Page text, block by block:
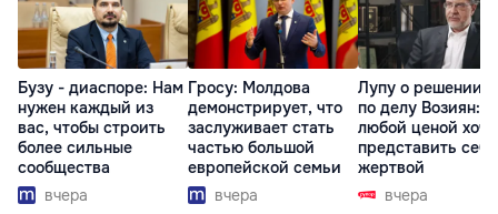
Бузу - диаспоре: Нам
нужен каждый из
вас, чтобы строить
более сильные
сообщества
вчера
Гросу: Молдова
демонстрирует, что
заслуживает стать
частью большой
европейской семьи
вчера
Лупу о решении
по делу Возиян:
любой ценой
представить себя
жертвой
вчера